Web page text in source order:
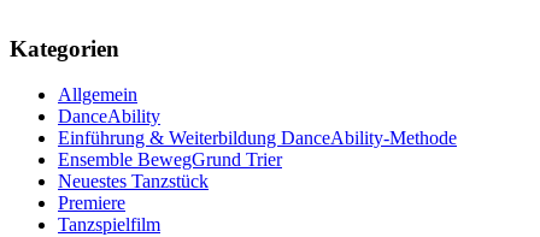
Kategorien
Allgemein
DanceAbility
Einführung & Weiterbildung DanceAbility-Methode
Ensemble BewegGrund Trier
Neuestes Tanzstück
Premiere
Tanzspielfilm